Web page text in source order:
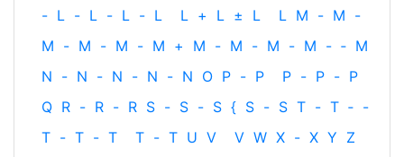
- L - L - L - L L + L ± L L M - M -
M - M - M - M + M - M - M - M - ‐ M
N - N - N - N - N O P - P P - P - P
Q R - R - R S - S - S { S - S T - T ‐ -
T - T - T T - T U V V W X - X Y Z